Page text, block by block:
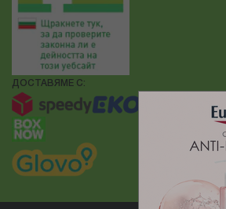
ДОСТАВЯМЕ С: